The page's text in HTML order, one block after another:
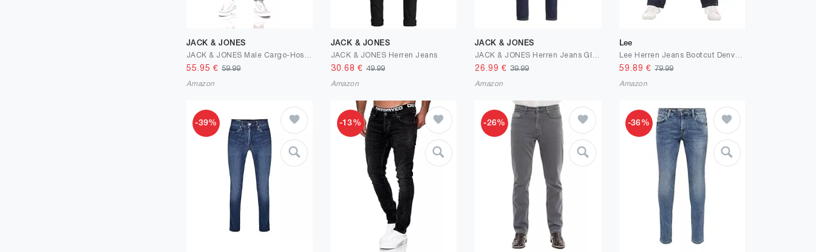
JACK & JONES
55.95 €59.99
Amazon
JACK & JONES
JACK & JONES Herren Jeans
30.68 € 49.99
Amazon
JACK & JONES
26.99 €39.99
Amazon
Lee
59.89 € 79.99
Amazon
-39% -13% -26% -36%